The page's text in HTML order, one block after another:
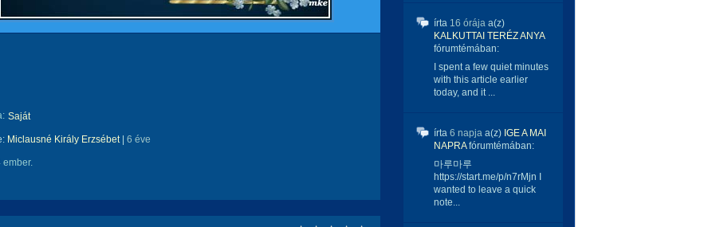
Saját
Miclausné Király Erzsébet| 6 éve
ember.
írta 16 órája a(z)
KALKUTTAI TERÉZ ANYA
fórumtémában:
I spent a few quiet minutes
with this article earlier
today, and it ...
írta 6 napja a(z) IGE A MAI
NAPRAfórumtémában:
마루마루
https://start.me/p/n7rMjn I
wanted to leave a quick
note...